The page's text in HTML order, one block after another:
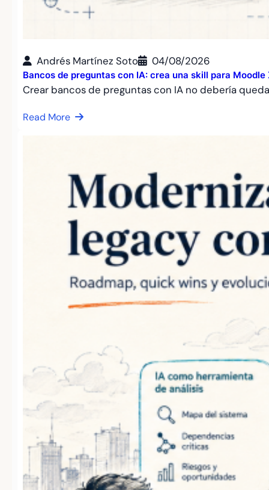
Andrés Martínez Soto 04/08/2026
Bancos de preguntas con IA: crea una skill para Moodle
Crear bancos de preguntas con IA no debería
Read More